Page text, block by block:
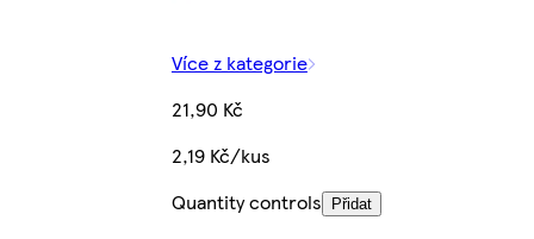
Více z kategorie
21,90 Kč
2,19 Kč/kus
Quantity controls
Přidat